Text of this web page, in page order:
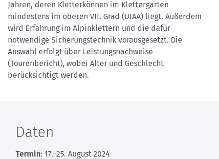
Jahren, deren Kletterkönnen im Klettergarten
mindestens im oberen VII. Grad (UIAA) liegt. Außerdem
wird Erfahrung im Alpinklettern und die dafür
notwendige Sicherungstechnik vorausgesetzt. Die
Auswahl erfolgt über Leistungsnachweise
(Tourenbericht), wobei Alter und Geschlecht
berücksichtigt werden.
Daten
Termin: 17.–25. August 2024